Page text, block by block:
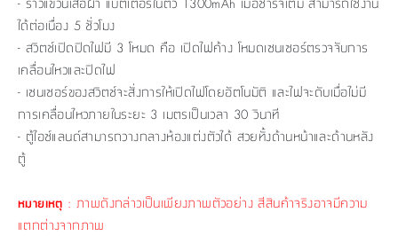
ได้ต่อเนื่อง 5 ชั่วโมง
- สวิตช์เปิดปิดไฟมี 3 โหมด คือ เปิดไฟค้าง โหมดเซนเซอร์ตรวจจับการ
เคลื่อนไหวและปิดไฟ
- เซนเซอร์ของสวิตช์จะสั่งการให้เปิดไฟโดยอัตโนมัติ และไฟจะดับเมื่อไม่มี
การเคลื่อนไหวภายในระยะ 3 เมตรเป็นเวลา 30 วินาที
- ตู้ไอซ์แลนด์สามารถวางกลางห้องแต่งตัวได้ สวยทั้งด้านหน้าและด้านหลัง
ตู้
หมายเหตุ : ภาพดังกล่าวเป็นเพียงภาพตัวอย่าง สีสินค้าจริงอาจมีความ
แตกต่างจากภาพ